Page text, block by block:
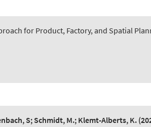
for Product, Factory, and Spatial
S; Schmidt, M.; Klemt-Alberts, K.